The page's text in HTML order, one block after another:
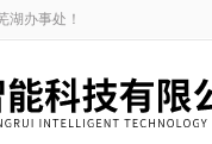
湖办事处！